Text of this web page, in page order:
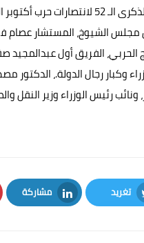
المجيدة.
مجلس الشيوخ، المستشار عصام
الحربي، الفريق أول عبدالمجيد
وكبار رجال الدولة.، الدكتور
رئيس الوزراء وزير النقل
تغريد
Twitter
مشاركة
LinkedIn